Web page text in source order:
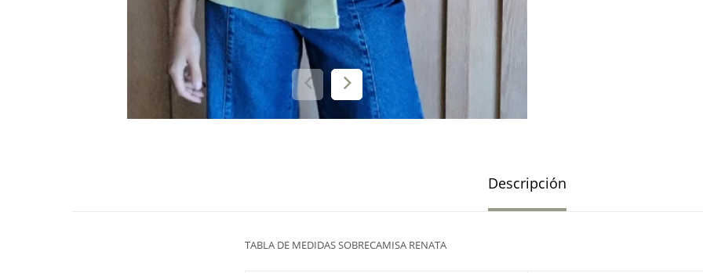
Descripción
TABLA DE MEDIDAS SOBRECAMISA RENATA